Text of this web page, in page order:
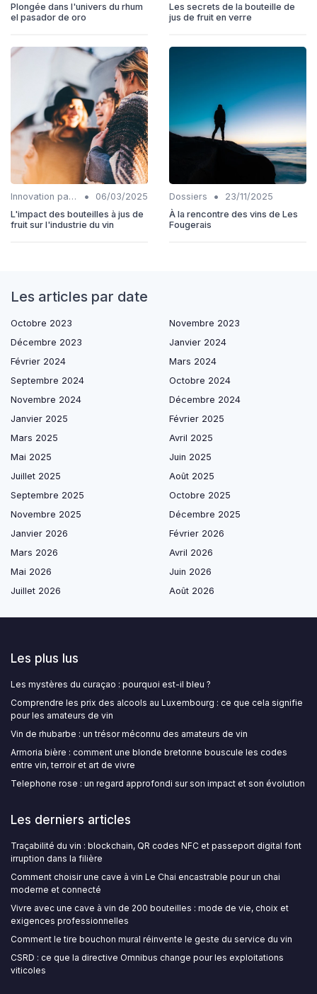
Plongée dans l'univers du rhum
el pasador de oro
Les secrets de la bouteille de
jus de fruit en verre
Innovation packaging •
06/03/2025
L'impact des bouteilles à jus de
fruit sur l'industrie du vin
Dossiers •
23/11/2025
À la rencontre des vins de Les
Fougerais
Les articles par date
Octobre 2023
Novembre 2023
Décembre 2023
Janvier 2024
Février 2024
Mars 2024
Septembre 2024
Octobre 2024
Novembre 2024
Décembre 2024
Janvier 2025
Février 2025
Mars 2025
Avril 2025
Mai 2025
Juin 2025
Juillet 2025
Août 2025
Septembre 2025
Octobre 2025
Novembre 2025
Décembre 2025
Janvier 2026
Février 2026
Mars 2026
Avril 2026
Mai 2026
Juin 2026
Juillet 2026
Août 2026
Les plus lus
Les mystères du curaçao : pourquoi est-il bleu ?
Comprendre les prix des alcools au Luxembourg : ce que cela signifie
pour les amateurs de vin
Vin de rhubarbe : un trésor méconnu des amateurs de vin
Armoria bière : comment une blonde bretonne bouscule les codes
entre vin, terroir et art de vivre
Telephone rose : un regard approfondi sur son impact et son évolution
Les derniers articles
Traçabilité du vin : blockchain, QR codes NFC et passeport digital font
irruption dans la filière
Comment choisir une cave à vin Le Chai encastrable pour un chai
moderne et connecté
Vivre avec une cave à vin de 200 bouteilles : mode de vie, choix et
exigences professionnelles
Comment le tire bouchon mural réinvente le geste du service du vin
CSRD : ce que la directive Omnibus change pour les exploitations
viticoles